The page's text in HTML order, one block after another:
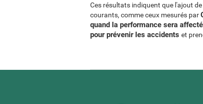
Ces résultats indiquent que l'ajout
courants, comme ceux mesurés par
quand la performance sera
pour prévenir les accidents et